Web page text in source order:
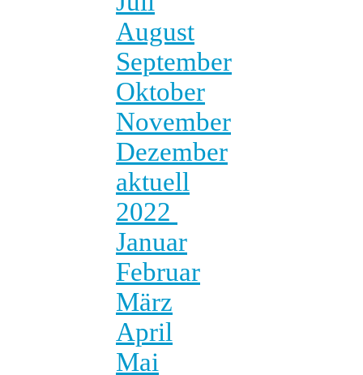
August
September
Oktober
November
Dezember
aktuell
2022
Januar
Februar
März
April
Mai